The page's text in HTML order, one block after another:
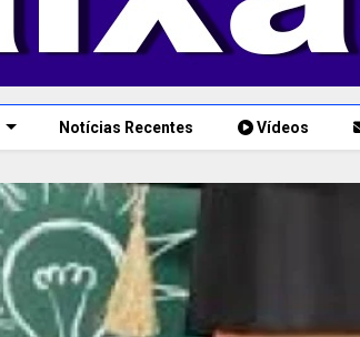
Notícias Recentes Vídeos